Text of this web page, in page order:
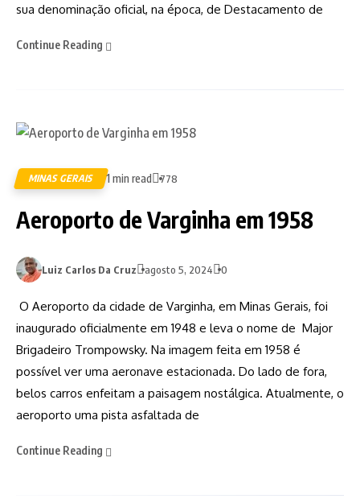
sua denominação oficial, na época, de Destacamento de
Continue Reading
MINAS GERAIS 1 min read 778
Aeroporto de Varginha em 1958
Luiz Carlos Da Cruz agosto 5, 2024 0
O Aeroporto da cidade de Varginha, em Minas Gerais, foi
inaugurado oficialmente em 1948 e leva o nome de Major
Brigadeiro Trompowsky. Na imagem feita em 1958 é
possível ver uma aeronave estacionada. Do lado de fora,
belos carros enfeitam a paisagem nostálgica. Atualmente, o
aeroporto uma pista asfaltada de
Continue Reading